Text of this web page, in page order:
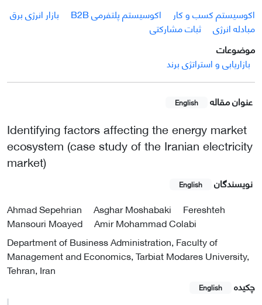
اکوسیستم کسب و کار
اکوسیستم پلتفرمی B2B
بازار انرژی برق
مبادله انرژی
ثبات مشارکتی
موضوعات
بازاریابی و استراتژی برند
عنوان مقاله English
Identifying factors affecting the energy market
ecosystem (case study of the Iranian electricity
market)
نویسندگان English
Ahmad Sepehrian Asghar Moshabaki
Fereshteh
Mansouri Moayed
Amir Mohammad Colabi
Department of Business Administration, Faculty of
Management and Economics, Tarbiat Modares University,
Tehran, Iran
چکیده
English